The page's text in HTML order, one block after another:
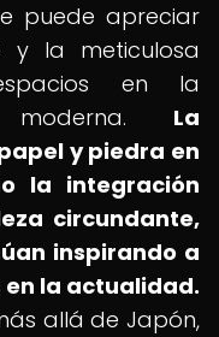
puede apreciar
la meticulosa
en la
moderna. La
y piedra en
la integración
circundante,
inspirando a
la actualidad.
allá de Japón,